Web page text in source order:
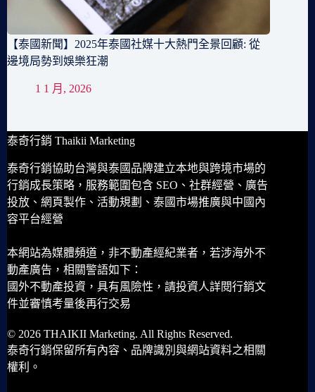
【泰國新聞】2025年泰國社媒十大熱門全景回顧: 從
邊境局勢到娛樂狂潮
1 1 月, 2026
泰奇行銷 Thaikii Marketing
泰奇行銷協助台灣與泰國品牌建立本地與跨境市場的
行銷成長策略，服務範圍包含 SEO、社群經營、廣告
投放、網頁製作、活動規劃、泰國市場推廣與中國內
容平台經營
本網站為媒體頻道，非不動產經紀業者，若涉海外不
動產廣告，相關警語如下：
國外不動產投資，具有風險性，請投資人詳閱行銷文
件並審慎考量後再行交易
© 2026 THAIKII Marketing. All Rights Reserved.
泰奇行銷保留所有內容、品牌識別與網站資料之相關
權利。